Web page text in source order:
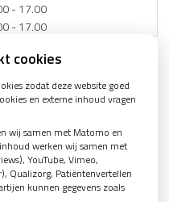
- 17.00
- 17.00
rekening
gezonde mond
Wees op je hoede!
cookies
zodat deze website goed
en externe inhoud vragen
wij samen met Matomo en
werken wij samen met
YouTube, Vimeo,
Qualizorg, Patiëntenvertellen
kunnen gegevens zoals